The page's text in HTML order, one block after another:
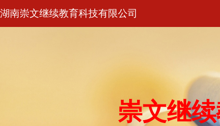
湖南崇文继续教育科技有限公司
崇文继